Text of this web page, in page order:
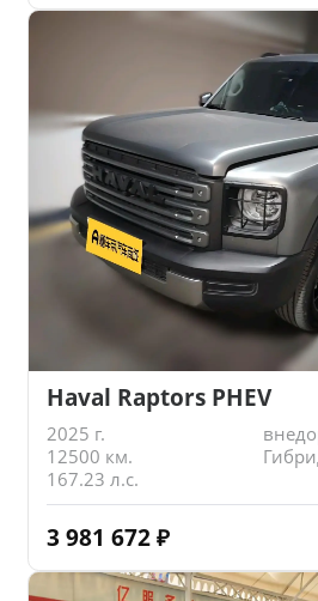
Haval Raptors PHEV
2025 г.
12500 км.
167.23 л.с.
3 981 672 ₽